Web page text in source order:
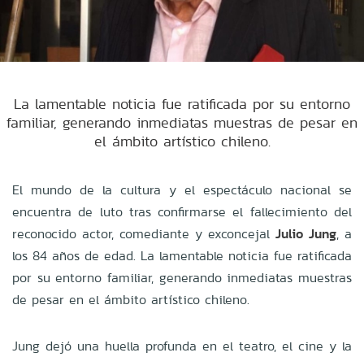
La lamentable noticia fue ratificada por su entorno
familiar, generando inmediatas muestras de pesar en
el ámbito artístico chileno.
El mundo de la cultura y el espectáculo nacional se
encuentra de luto tras confirmarse el fallecimiento del
reconocido actor, comediante y exconcejal Julio Jung, a
los 84 años de edad. La lamentable noticia fue ratificada
por su entorno familiar, generando inmediatas muestras
de pesar en el ámbito artístico chileno.
Jung dejó una huella profunda en el teatro, el cine y la